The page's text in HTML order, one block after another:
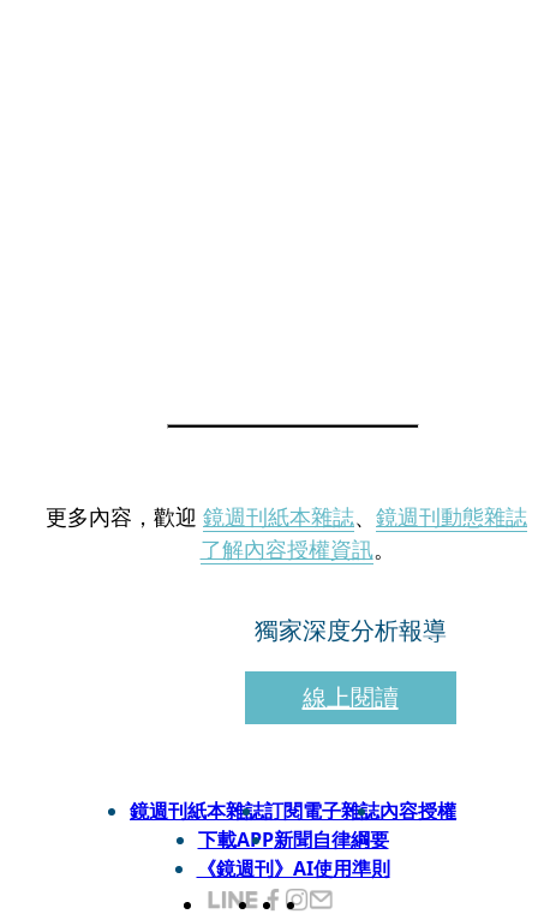
更多內容，歡迎 鏡週刊紙本雜誌、 鏡週刊動態雜誌
了解內容授權資訊。
獨家深度分析報導
線上閱讀
鏡週刊紙本雜誌訂閱電子雜誌內容授權
下載APP新聞自律綱要
《鏡週刊》AI使用準則